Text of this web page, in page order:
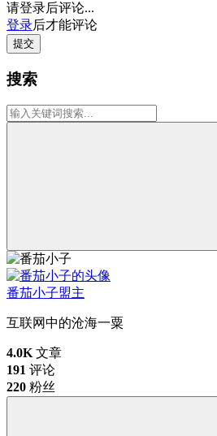
请登录后评论...
登录后才能评论
提交
搜索
番茄小子盟主
互联网中的沧海一粟
4.0K 文章
191 评论
220 粉丝